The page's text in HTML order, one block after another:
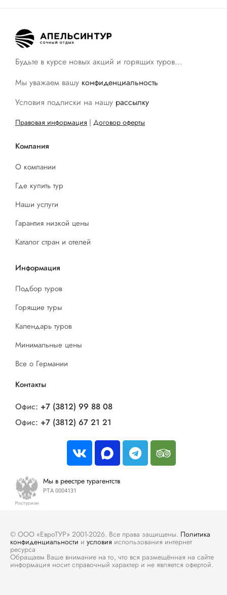
Будьте в курсе новых акций и горящих туров…
Мы уважаем вашу конфиденциальность
Условия подписки на нашу рассылку
Правовая информация | Договор оферты
Компания
О компании
Где купить тур
Наши услуги
Гарантия низкой цены
Каталог стран и отелей
Информация
Подбор туров
Горящие туры
Календарь туров
Минимальные цены
Все о Германии
Контакты
Офис: +7 (3812) 99 88 08
Офис: +7 (3812) 67 21 21
Мы в реестре турагентств
РТА 0004131
© ООО «ЕвроТУР» 2001-2026. Все права защищены. Политика
конфиденциальности и условия использования интернет
ресурса
Обращаем Ваше внимание на то, что вся размещённая на сайте
информация носит справочный характер и не является офертой.